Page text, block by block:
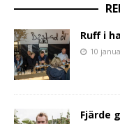
Ruff i
10
Fjärde